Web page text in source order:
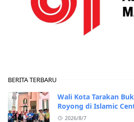
BERITA TERBARU
Wali Kota Tarakan
Royong di Islamic
2026/8/7